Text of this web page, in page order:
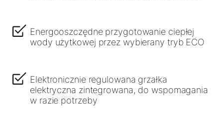
Energooszczędne przygotowanie ciepłej
wody użytkowej przez wybierany tryb ECO
Elektronicznie regulowana grzałka
elektryczna zintegrowana, do wspomagania
w razie potrzeby
Sekcja pobierania
Kontakt
Serwis Portal